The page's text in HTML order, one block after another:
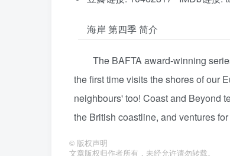
海岸 第四季 简介
The BAFTA award-winning
the first time visits the shores of our
neighbours' too! Coast and Beyond
the British coastline, and ventures
© 版权声明
文章版权归作者所有，未经允许请勿转载。